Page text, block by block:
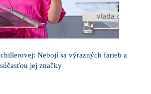
Nebojí sa výrazných farieb a
jej značky